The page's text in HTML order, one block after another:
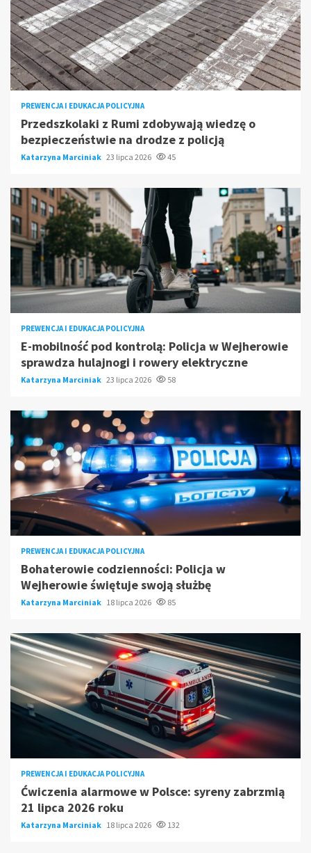
PREWENCJA I EDUKACJA POLICYJNA
Przedszkolaki z Rumi zdobywają wiedzę o
bezpieczeństwie na drodze z policją
Katarzyna Marciniak 23 lipca 2026 45
PREWENCJA I EDUKACJA POLICYJNA
E-mobilność pod kontrolą: Policja w Wejherowie
sprawdza hulajnogi i rowery elektryczne
Katarzyna Marciniak 23 lipca 2026 58
PREWENCJA I EDUKACJA POLICYJNA
Bohaterowie codzienności: Policja w
Wejherowie świętuje swoją służbę
Katarzyna Marciniak 18 lipca 2026 85
PREWENCJA I EDUKACJA POLICYJNA
Ćwiczenia alarmowe w Polsce: syreny zabrzmią
21 lipca 2026 roku
Katarzyna Marciniak 18 lipca 2026 132